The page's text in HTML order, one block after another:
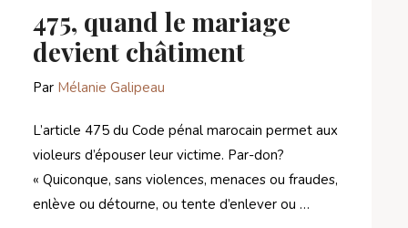
475, quand le mariage
devient châtiment
Par Mélanie Galipeau
L’article 475 du Code pénal marocain permet aux
violeurs d’épouser leur victime. Par-don?
« Quiconque, sans violences, menaces ou fraudes,
enlève ou détourne, ou tente d’enlever ou …